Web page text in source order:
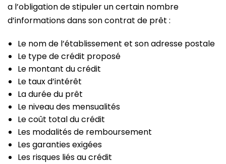
a l’obligation de stipuler un certain nombre
d’informations dans son contrat de prêt :
Le nom de l’établissement et son adresse postale
Le type de crédit proposé
Le montant du crédit
Le taux d’intérêt
La durée du prêt
Le niveau des mensualités
Le coût total du crédit
Les modalités de remboursement
Les garanties exigées
Les risques liés au crédit